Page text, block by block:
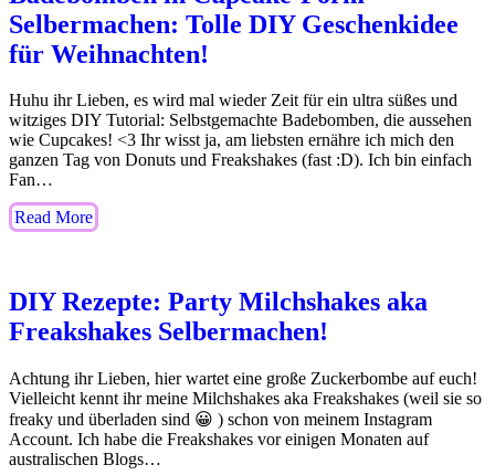
Selbermachen: Tolle DIY Geschenkidee
für Weihnachten!
Huhu ihr Lieben, es wird mal wieder Zeit für ein ultra süßes und
witziges DIY Tutorial: Selbstgemachte Badebomben, die aussehen
wie Cupcakes! <3 Ihr wisst ja, am liebsten ernähre ich mich den
ganzen Tag von Donuts und Freakshakes (fast :D). Ich bin einfach
Fan…
Read More
DIY Rezepte: Party Milchshakes aka
Freakshakes Selbermachen!
Achtung ihr Lieben, hier wartet eine große Zuckerbombe auf euch!
Vielleicht kennt ihr meine Milchshakes aka Freakshakes (weil sie so
freaky und überladen sind 😀 ) schon von meinem Instagram
Account. Ich habe die Freakshakes vor einigen Monaten auf
australischen Blogs…